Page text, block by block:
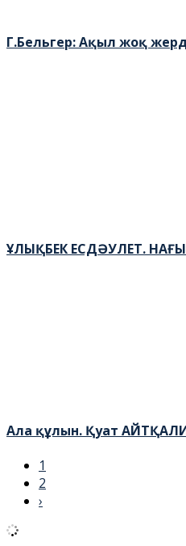
Г.Бельгер: Ақыл жоқ
ҰЛЫҚБЕК ЕСДӘУЛЕТ.
Ала құлын. Қуат
1
2
›